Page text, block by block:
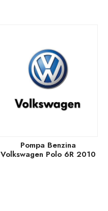
Pompa Benzina
Volkswagen Polo 6R 2010